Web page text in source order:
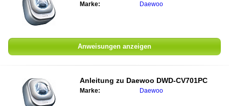
Marke: Daewoo
Anweisungen anzeigen
Anleitung zu Daewoo DWD-CV701PC
Marke: Daewoo